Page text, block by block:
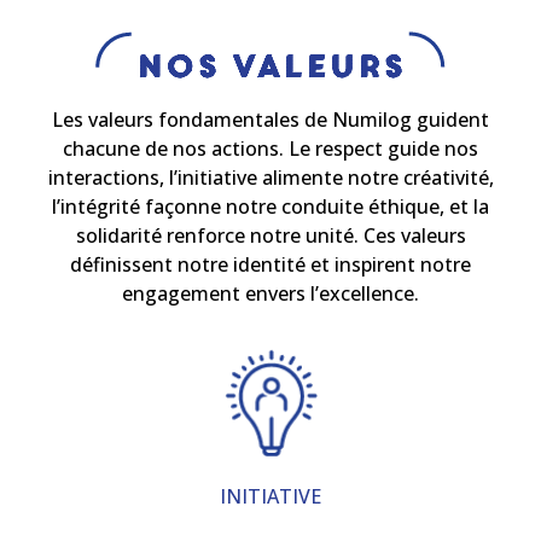
Nos Valeurs
Les valeurs fondamentales de Numilog guident
chacune de nos actions. Le respect guide nos
interactions, l’initiative alimente notre créativité,
l’intégrité façonne notre conduite éthique, et la
solidarité renforce notre unité. Ces valeurs
définissent notre identité et inspirent notre
engagement envers l’excellence.
INITIATIVE